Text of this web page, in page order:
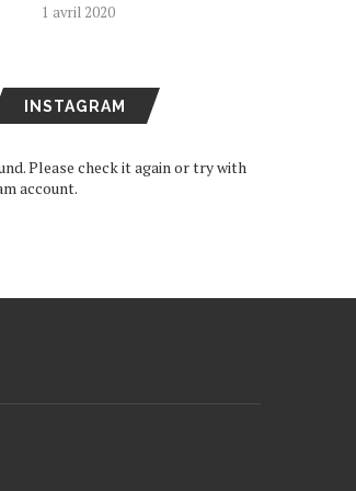
1 avril 2020
INSTAGRAM
Please check it again or try with
account.